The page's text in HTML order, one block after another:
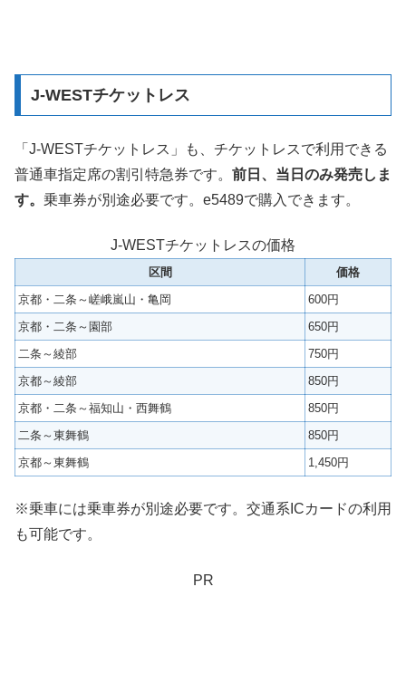
J-WESTチケットレス
「J-WESTチケットレス」も、チケットレスで利用できる
普通車指定席の割引特急券です。 前日、当日のみ発売しま
す。 乗車券が別途必要です。e5489で購入できます。
J-WESTチケットレスの価格
区間
価格
京都・二条～嵯峨嵐山・亀岡
600円
京都・二条～園部
650円
二条～綾部
750円
京都～綾部
850円
京都・二条～福知山・西舞鶴
850円
二条～東舞鶴
850円
京都～東舞鶴
1,450円
※乗車には乗車券が別途必要です。交通系ICカードの利用
も可能です。
PR